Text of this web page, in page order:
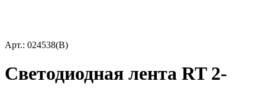
Арт.: 024538(B)
Светодиодная лента RT 2-